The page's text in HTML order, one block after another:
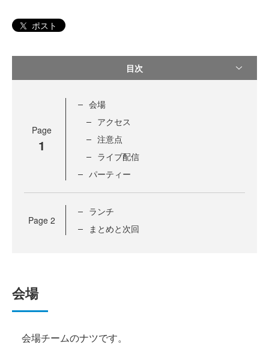
ポスト
目次
Page
1
会場
アクセス
注意点
ライブ配信
パーティー
Page 2
ランチ
まとめと次回
会場
会場チームのナツです。